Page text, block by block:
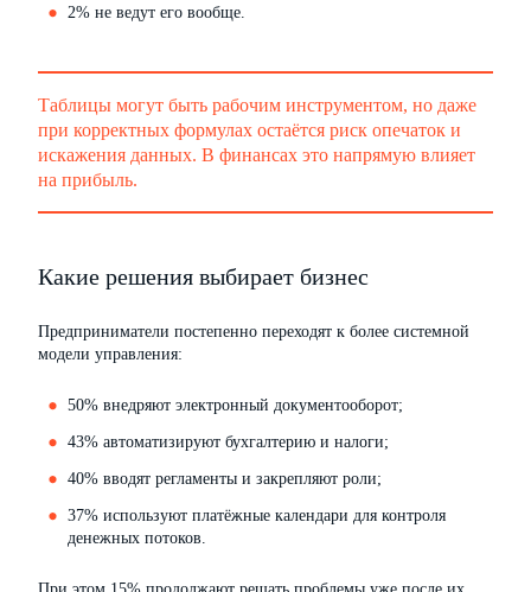
2% не ведут его вообще.
Таблицы могут быть рабочим инструментом, но даже
при корректных формулах остаётся риск опечаток и
искажения данных. В финансах это напрямую влияет
на прибыль.
Какие решения выбирает бизнес
Предприниматели постепенно переходят к более системной
модели управления:
50% внедряют электронный документооборот;
43% автоматизируют бухгалтерию и налоги;
40% вводят регламенты и закрепляют роли;
37% используют платёжные календари для контроля
денежных потоков.